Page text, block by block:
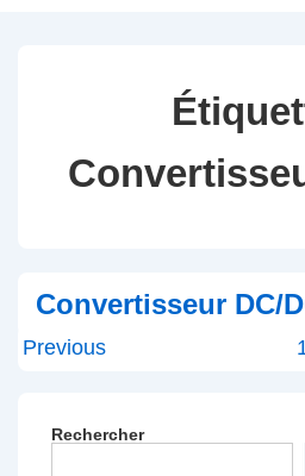
Convertisseur DC/
Pagination
Previous
Rechercher